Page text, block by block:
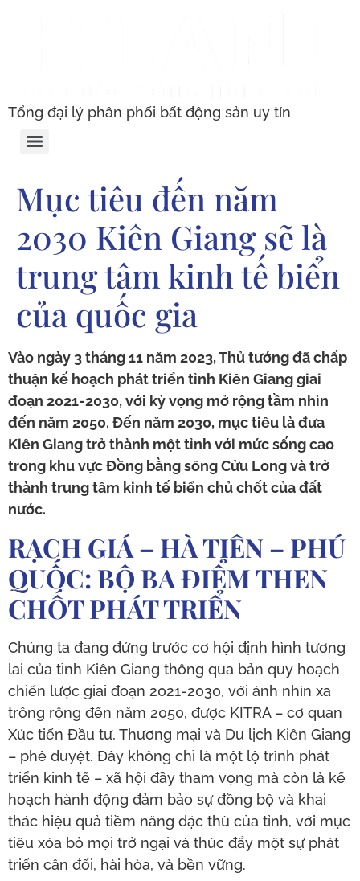
Tổng đại lý phân phối bất động sản uy tín
Mục tiêu đến năm
2030 Kiên Giang sẽ là
trung tâm kinh tế biển
của quốc gia
Vào ngày 3 tháng 11 năm 2023, Thủ tướng đã chấp
thuận kế hoạch phát triển tỉnh Kiên Giang giai
đoạn 2021-2030, với kỳ vọng mở rộng tầm nhìn
đến năm 2050. Đến năm 2030, mục tiêu là đưa
Kiên Giang trở thành một tỉnh với mức sống cao
trong khu vực Đồng bằng sông Cửu Long và trở
thành trung tâm kinh tế biển chủ chốt của đất
nước.
RẠCH GIÁ – HÀ TIÊN – PHÚ
QUỐC: BỘ BA ĐIỂM THEN
CHỐT PHÁT TRIỂN
Chúng ta đang đứng trước cơ hội định hình tương
lai của tỉnh Kiên Giang thông qua bản quy hoạch
chiến lược giai đoạn 2021-2030, với ánh nhìn xa
trông rộng đến năm 2050, được KITRA – cơ quan
Xúc tiến Đầu tư, Thương mại và Du lịch Kiên Giang
– phê duyệt. Đây không chỉ là một lộ trình phát
triển kinh tế – xã hội đầy tham vọng mà còn là kế
hoạch hành động đảm bảo sự đồng bộ và khai
thác hiệu quả tiềm năng đặc thù của tỉnh, với mục
tiêu xóa bỏ mọi trở ngại và thúc đẩy một sự phát
triển cân đối, hài hòa, và bền vững.